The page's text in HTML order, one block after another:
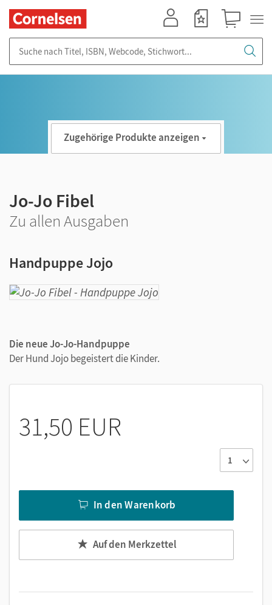
Zugehörige Produkte anzeigen
Jo-Jo Fibel
Zu allen Ausgaben
Handpuppe Jojo
Die neue Jo-Jo-Handpuppe
Der Hund Jojo begeistert die Kinder.
31,50 EUR
In den Warenkorb
Auf den Merkzettel